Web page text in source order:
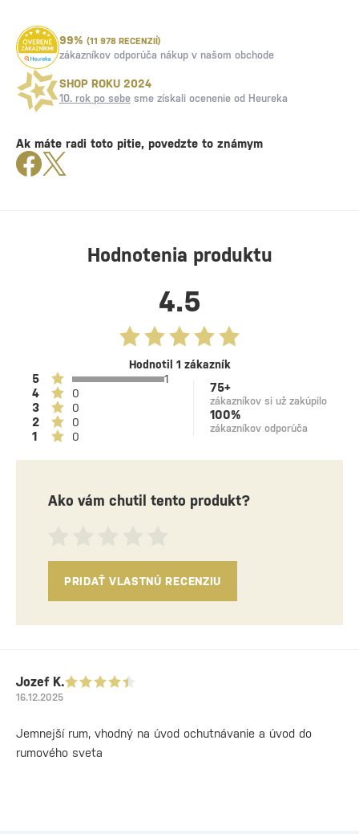
Hodnotenia produktu
4.5
Hodnotil 1 zákazník
1 0
2 0
3 0
4 0
5 1
75+
zákazníkov si už zakúpilo
100%
zákazníkov odporúča
Jozef K.
16.12.2025
Jemnejší rum, vhodný na úvod ochutnávanie a úvod do
rumového sveta
Ako vám chutil tento produkt?
PRIDAŤ VLASTNÚ RECENZIU
99% (11 978 RECENZIÍ)
zákazníkov odporúča nákup v našom obchode
SHOP ROKU 2024
10. rok po sebe sme získali ocenenie od Heureka
Ak máte radi toto pitie, povedzte to známym